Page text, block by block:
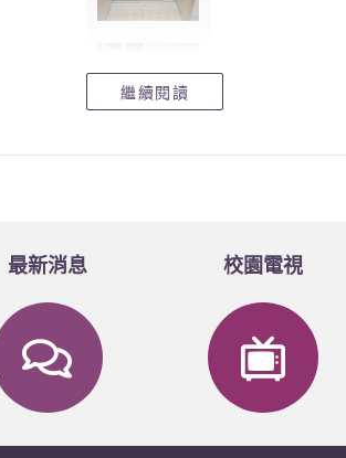
繼續閱讀
最新消息 校園電視